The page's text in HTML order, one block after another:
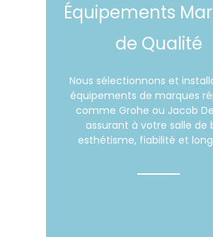
Équipements
de Qualité
Nous sélectionnons et
équipements de marques
comme Grohe ou Jacob
assurant à votre salle de
esthétisme, fiabilité et